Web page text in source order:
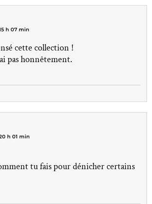
h 07 min
cette collection !
pas honnêtement.
h 01 min
tu fais pour dénicher certains